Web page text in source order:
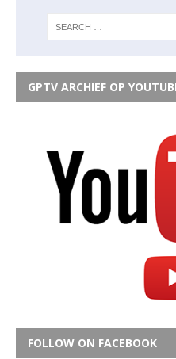
GPTV ARCHIEF OP
FOLLOW ON FACEBOOK